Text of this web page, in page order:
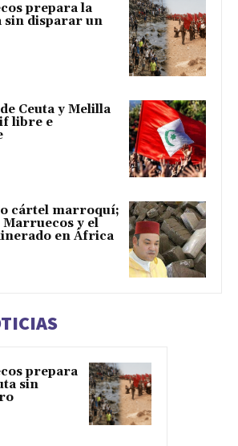
prepara la
sin disparar un
Ceuta y Melilla
libre e
cártel marroquí;
Marruecos y el
en África
prepara
sin